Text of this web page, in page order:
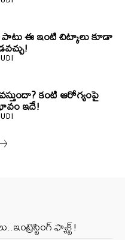
ఈ ఇంటి చిట్కాలు కూడా
కంటి ఆరోగ్యంపై
ఇదే!
ఫ్యాక్ట్!